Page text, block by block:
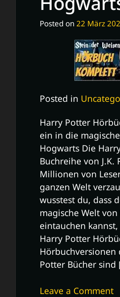
Posted on 22 März
Posted in
Harry Potter
ein in die
Hogwarts Die
Buchreihe von J.K.
Millionen von
ganzen Welt
wusstest du, dass
magische Welt
eintauchen
Harry Potter
Hörbuchversionen
Potter Bücher
Leave a Commenton